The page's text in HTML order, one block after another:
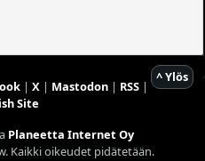
^ Ylös
| X| Mastodon| RSS|
Site
Planeetta Internet Oy
Kaikki oikeudet pidätetään.